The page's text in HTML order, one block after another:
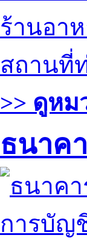
ร้านอา
สถานที่
>> ดูห
ธนาค
การบัญ